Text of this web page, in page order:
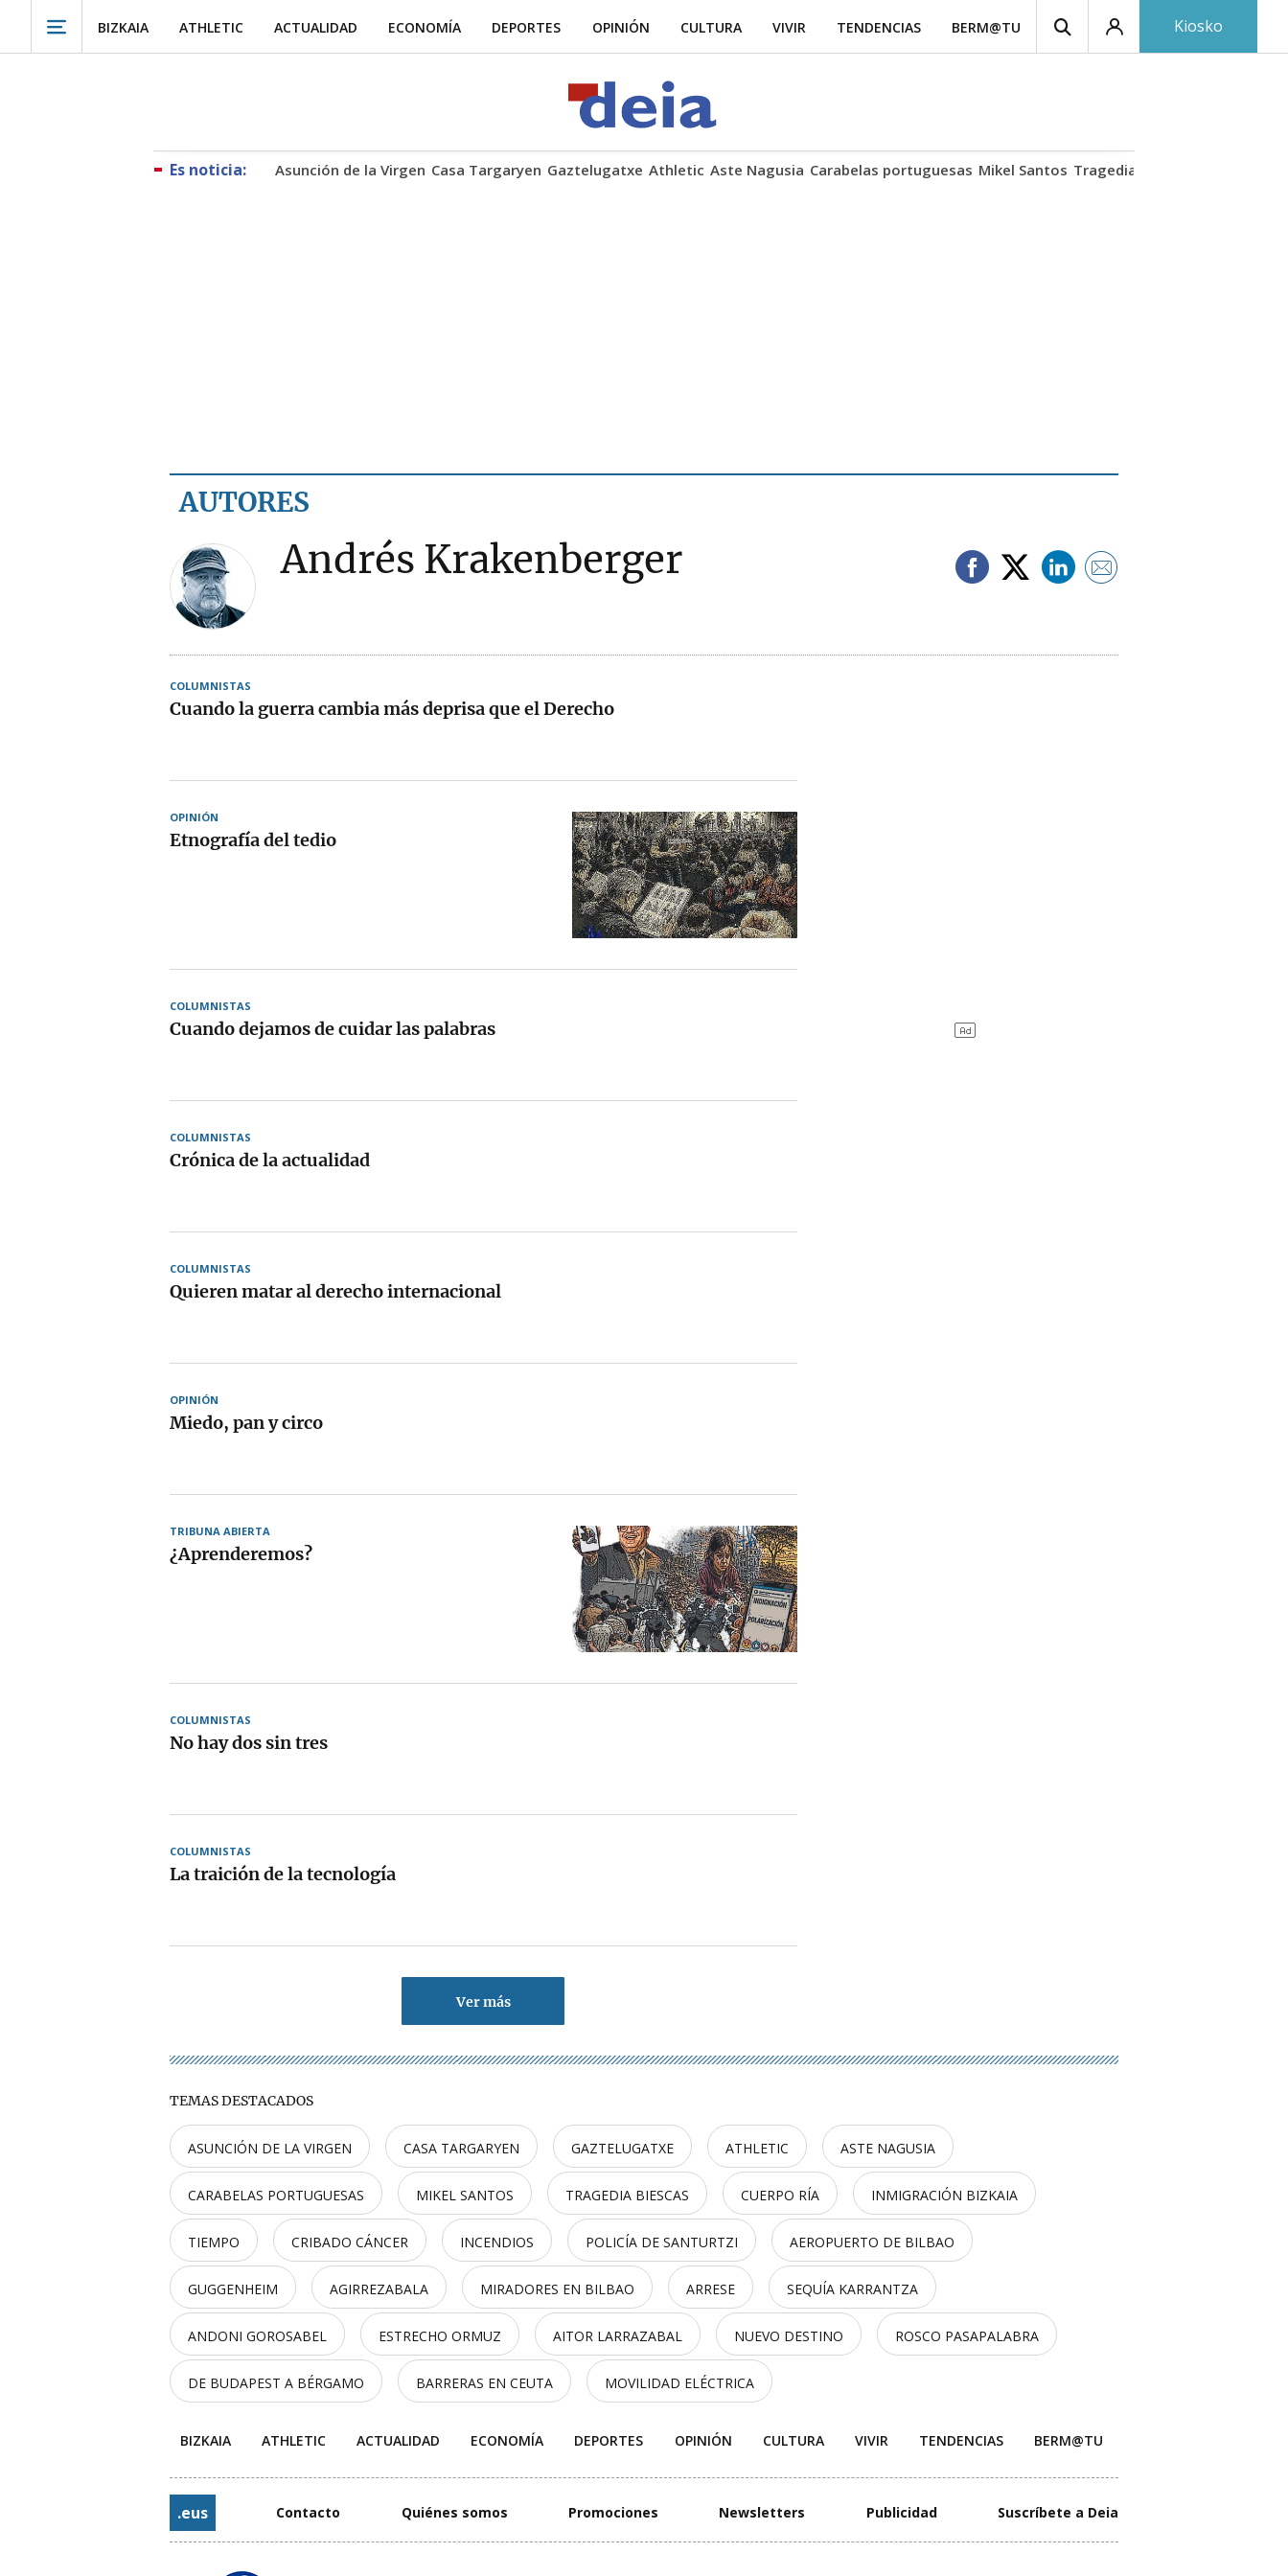
Asunción de la Virgen Casa Targaryen Gaztelugatxe Athletic Aste Nagusia Carabelas portuguesas Mikel Santos Tragedia Biescas
BIZKAIA ATHLETIC ACTUALIDAD ECONOMÍA DEPORTES OPINIÓN CULTURA VIVIR TENDENCIAS BERM@TU Kiosko
AUTORES
Andrés Krakenberger
COLUMNISTAS
Cuando la guerra cambia más deprisa que el Derecho
OPINIÓN
Etnografía del tedio
COLUMNISTAS
Cuando dejamos de cuidar las palabras
COLUMNISTAS
Crónica de la actualidad
COLUMNISTAS
Quieren matar al derecho internacional
OPINIÓN
Miedo, pan y circo
TRIBUNA ABIERTA
¿Aprenderemos?
COLUMNISTAS
No hay dos sin tres
COLUMNISTAS
La traición de la tecnología
Ver más
TEMAS DESTACADOS
ASUNCIÓN DE LA VIRGEN CASA TARGARYEN GAZTELUGATXE ATHLETIC ASTE NAGUSIA
CARABELAS PORTUGUESAS MIKEL SANTOS TRAGEDIA BIESCAS CUERPO RÍA INMIGRACIÓN BIZKAIA
TIEMPO CRIBADO CÁNCER INCENDIOS POLICÍA DE SANTURTZI AEROPUERTO DE BILBAO
GUGGENHEIM AGIRREZABALA MIRADORES EN BILBAO ARRESE SEQUÍA KARRANTZA
ANDONI GOROSABEL ESTRECHO ORMUZ AITOR LARRAZABAL NUEVO DESTINO ROSCO PASAPALABRA
DE BUDAPEST A BÉRGAMO BARRERAS EN CEUTA MOVILIDAD ELÉCTRICA
BIZKAIA ATHLETIC ACTUALIDAD ECONOMÍA DEPORTES OPINIÓN CULTURA VIVIR TENDENCIAS BERM@TU
.eus Contacto Quiénes somos Promociones Newsletters Publicidad Suscríbete a Deia